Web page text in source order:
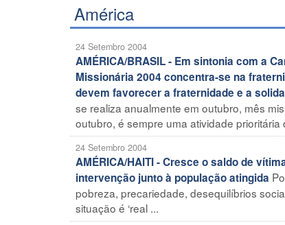
América
24 Setembro 2004
AMÉRICA/BRASIL - Em sintonia com a
Missionária 2004 concentra-se na
devem favorecer a fraternidade e a
se realiza anualmente em outubro, mês
outubro, é sempre uma atividade prioritária
24 Setembro 2004
AMÉRICA/HAITI - Cresce o saldo de
intervenção junto à população atingida
pobreza, precariedade, desequilíbrios
situação é ‘real ...